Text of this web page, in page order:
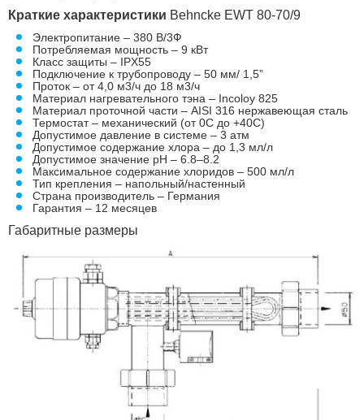
Краткие характеристики Behncke EWT 80-70/9
Электропитание – 380 В/3Ф
Потребляемая мощность – 9 кВт
Класс защиты – IPX55
Подключение к трубопроводу – 50 мм/ 1,5”
Проток – от 4,0 м3/ч до 18 м3/ч
Материал нагревательного тэна – Incoloy 825
Материал проточной части – AISI 316 нержавеющая сталь
Термостат – механический (от 0С до +40С)
Допустимое давление в системе – 3 атм
Допустимое содержание хлора – до 1,3 мл/л
Допустимое значение pH – 6.8–8.2
Максимальное содержание хлоридов – 500 мл/л
Тип крепления – напольный/настенный
Страна производитель – Германия
Гарантия – 12 месяцев
Габаритные размеры